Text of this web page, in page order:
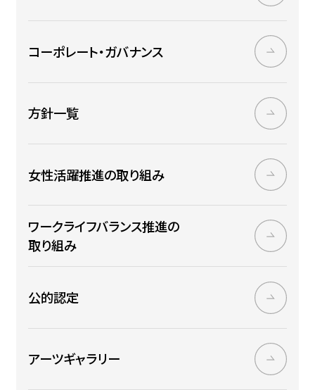
コーポレート・ガバナンス
方針一覧
女性活躍推進の取り組み
ワークライフバランス推進の
取り組み
公的認定
アーツギャラリー